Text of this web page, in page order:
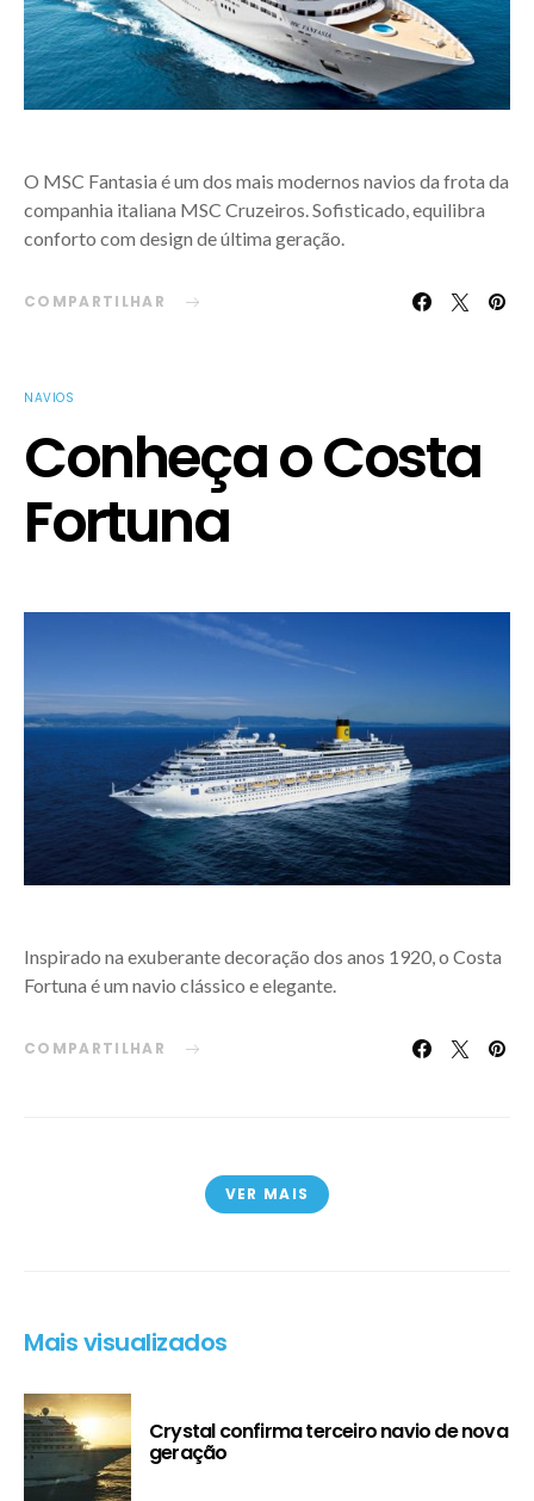
O MSC Fantasia é um dos mais modernos navios da frota da
companhia italiana MSC Cruzeiros. Sofisticado, equilibra
conforto com design de última geração.
COMPARTILHAR
NAVIOS
Conheça o Costa
Fortuna
Inspirado na exuberante decoração dos anos 1920, o Costa
Fortuna é um navio clássico e elegante.
COMPARTILHAR
VER MAIS
Mais visualizados
Crystal confirma terceiro navio de nova
geração